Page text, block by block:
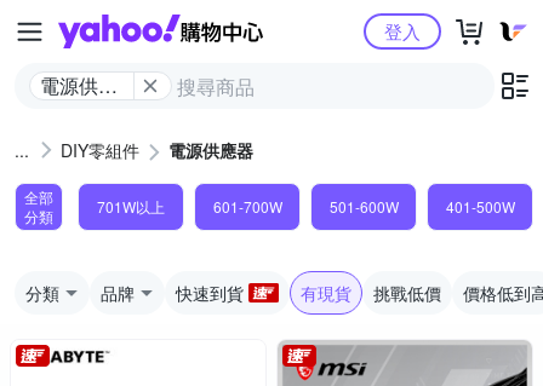
Yahoo購物中心
電源供應
登入
DIY零組件 電源供應器
全部
分類
701W以上 601-700W 501-600W 401-500W
分類 品牌 快速到貨 有現貨 挑戰低價 價格低到